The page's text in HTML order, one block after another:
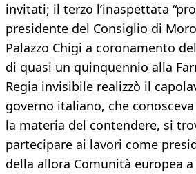
invitati; il terzo l’inaspettata
presidente del Consiglio di
Palazzo Chigi a coronamento
di quasi un quinquennio alla
Regia invisibile realizzò il
governo italiano, che
la materia del contendere, si
partecipare ai lavori come
della allora Comunità europea